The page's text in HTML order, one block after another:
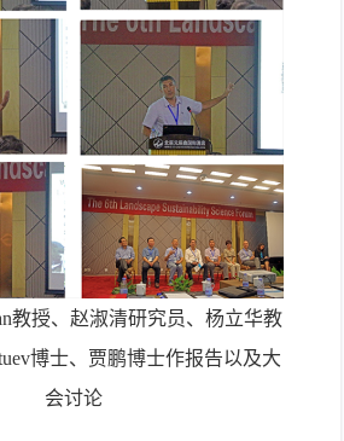
教授、赵淑清研究员、杨立华教
博士、贾鹏博士作报告以及大
会讨论